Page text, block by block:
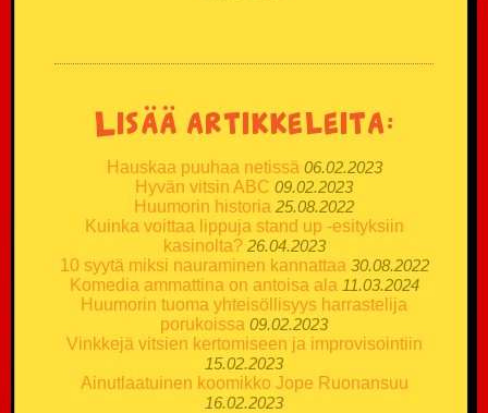
Lisää artikkeleita:
Hauskaa puuhaa netissä 06.02.2023
Hyvän vitsin ABC 09.02.2023
Huumorin historia 25.08.2022
Kuinka voittaa lippuja stand up -esityksiin
kasinolta? 26.04.2023
10 syytä miksi nauraminen kannattaa 30.08.2022
Komedia ammattina on antoisa ala 11.03.2024
Huumorin tuoma yhteisöllisyys harrastelija
porukoissa 09.02.2023
Vinkkejä vitsien kertomiseen ja improvisointiin
15.02.2023
Ainutlaatuinen koomikko Jope Ruonansuu
16.02.2023